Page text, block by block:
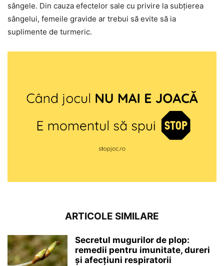
sângele. Din cauza efectelor sale cu privire la subțierea
sângelui, femeile gravide ar trebui să evite să ia
suplimente de turmeric.
ARTICOLE SIMILARE
Secretul mugurilor de plop:
remedii pentru imunitate, dureri
și afecțiuni respiratorii